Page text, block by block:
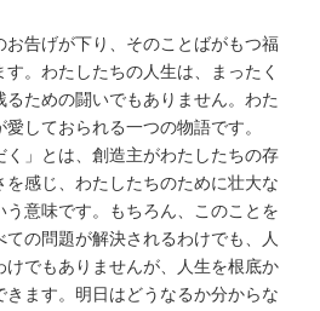
告げが下り、そのことばがもつ福
。わたしたちの人生は、まったく
ための闘いでもありません。わた
しておられる一つの物語です。
く」とは、創造主がわたしたちの存
感じ、わたしたちのために壮大な
意味です。もちろん、このことを
の問題が解決されるわけでも、人
でもありませんが、人生を根底か
きます。明日はどうなるか分からな